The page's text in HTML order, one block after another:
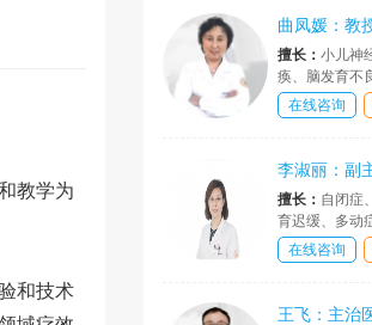
教学为
和技术
曲凤媛：教
擅长： 小儿神
痪、脑发育不
言障碍、语言
疑难病的诊断
治疗，手术后
在线咨询
李淑丽：副
擅长： 自闭症
育迟缓、多动
迟缓、癫痫、
症、矮小症、
疑难疾病的的
在线咨询
王飞：主治